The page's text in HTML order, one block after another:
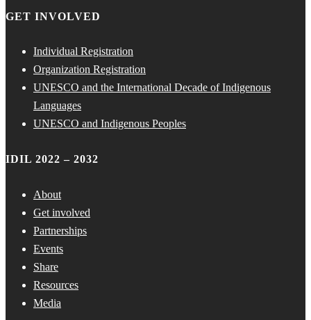
GET INVOLVED
Individual Registration
Organization Registration
UNESCO and the International Decade of Indigenous
Languages
UNESCO and Indigenous Peoples
IDIL 2022 – 2032
About
Get involved
Partnerships
Events
Share
Resources
Media